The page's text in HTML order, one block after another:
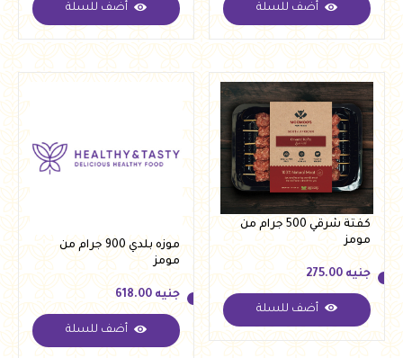
جنيه 223.00
أضف للسلة
جنيه 172.00
أضف للسلة
كفتة شرقي 500 جرام من
مومز
جنيه
جنيه 275.00
أضف للسلة
موزه بلدي 900 جرام من
مومز
جنيه 618.00
جنيه 618.00
أضف للسلة